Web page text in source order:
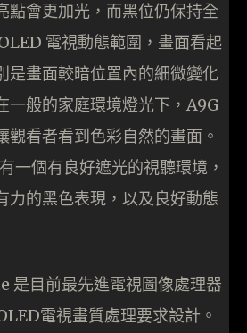
點會更加光，而黑位仍保持全
電視動態範圍，畫面看起
是畫面較暗位置內的細微變化
一般的家庭環境燈光下，A9G
觀看者看到色彩自然的畫面。
一個有良好遮光的視聽環境，
力的黑色表現，以及良好動態